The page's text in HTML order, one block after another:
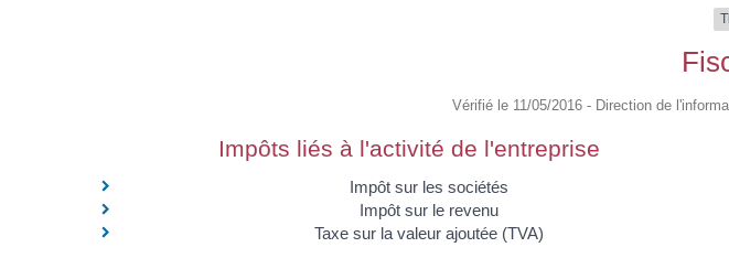
Vérifié le 11/05/2016 - Direction de
Impôts liés à l'activité de l'entreprise
Impôt sur les sociétés
Impôt sur le revenu
Taxe sur la valeur ajoutée (TVA)